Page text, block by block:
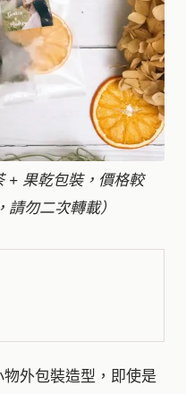
+ 果乾包裝，價格較
勿二次轉載）
外包裝造型，即使是